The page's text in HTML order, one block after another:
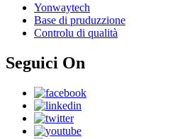
Yonwaytech
Base di pruduzzione
Controlu di qualità
Seguici On